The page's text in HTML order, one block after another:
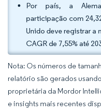
Por país, a
participação com
Unido deve registrar a
CAGR de 7,55% até
Nota: Os números de
relatório são gerados
proprietária da Mordor
e insights mais recentes